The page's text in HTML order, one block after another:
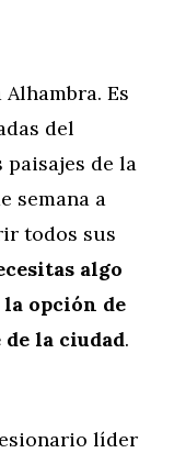
Es
del
de la
semana a
todos sus
algo
la opción de
la ciudad.
líder